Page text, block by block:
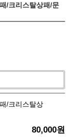
/크리스탈상패/문
/크리스탈상
80,000원